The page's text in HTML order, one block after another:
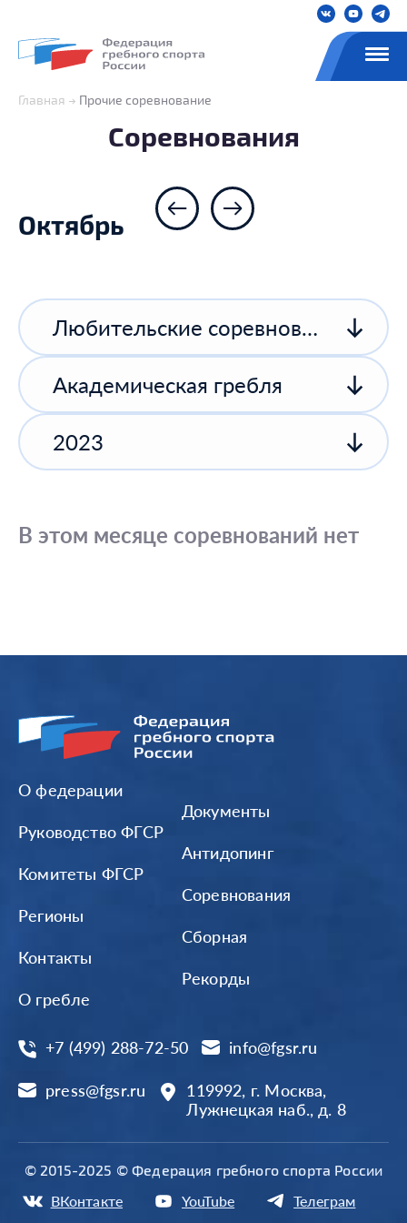
Главная Прочие соревнование
Соревнования
Октябрь
Любительские соревнования
Академическая гребля
2023
В этом месяце соревнований нет
О федерации
Руководство ФГСР
Комитеты ФГСР
Регионы
Контакты
О гребле
Документы
Антидопинг
Соревнования
Сборная
Рекорды
+7 (499) 288-72-50 info@fgsr.ru
press@fgsr.ru
119992, г. Москва,
Лужнецкая наб., д. 8
© 2015-2025 © Федерация гребного спорта России
ВКонтакте YouTube Телеграм